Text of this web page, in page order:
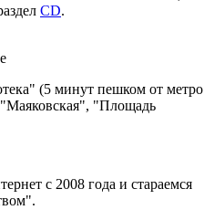
CD.
(5 минут пешком от метро
"Площадь
c 2008 года и стараемся